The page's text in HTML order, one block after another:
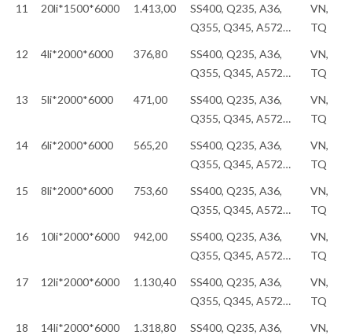
11
20li*1500*6000 1.413,00
SS400, Q235, A36,
Q355, Q345, A572…
VN,
TQ
12
4li*2000*6000 376,80
SS400, Q235, A36,
Q355, Q345, A572…
VN,
TQ
13
5li*2000*6000 471,00
SS400, Q235, A36,
Q355, Q345, A572…
VN,
TQ
14
6li*2000*6000 565,20
SS400, Q235, A36,
Q355, Q345, A572…
VN,
TQ
15
8li*2000*6000 753,60
SS400, Q235, A36,
Q355, Q345, A572…
VN,
TQ
16
10li*2000*6000 942,00
SS400, Q235, A36,
Q355, Q345, A572…
VN,
TQ
17
12li*2000*6000 1.130,40
SS400, Q235, A36,
Q355, Q345, A572…
VN,
TQ
18
14li*2000*6000 1.318,80
SS400, Q235, A36,
VN,